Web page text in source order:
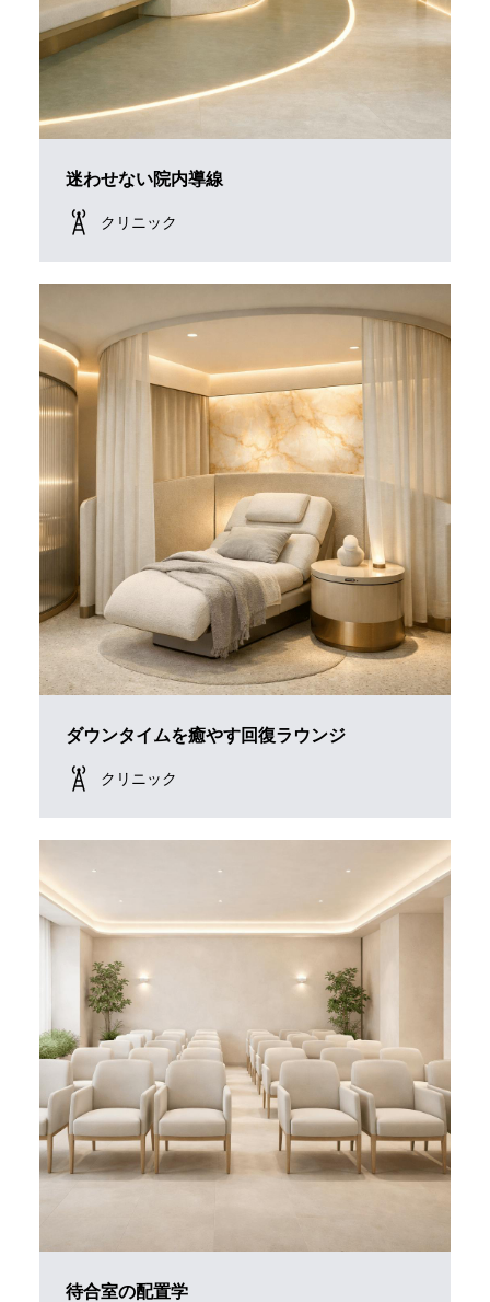
迷わせない院内導線
クリニック
ダウンタイムを癒やす回復ラウンジ
クリニック
待合室の配置学